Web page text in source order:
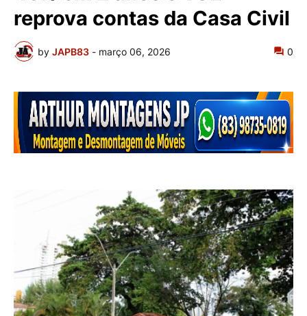
reprova contas da Casa Civil
by JAPB83 - março 06, 2026 0